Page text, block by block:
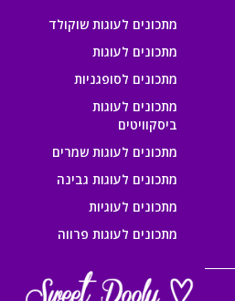
מתכונים לעוגות שוקולד
מתכונים לעוגות
מתכונים לסופגניות
מתכונים לעוגות
ביסקוויטים
מתכונים לעוגות שמרים
מתכונים לעוגות גבינה
מתכונים לעוגיות
מתכונים לעוגות פרווה